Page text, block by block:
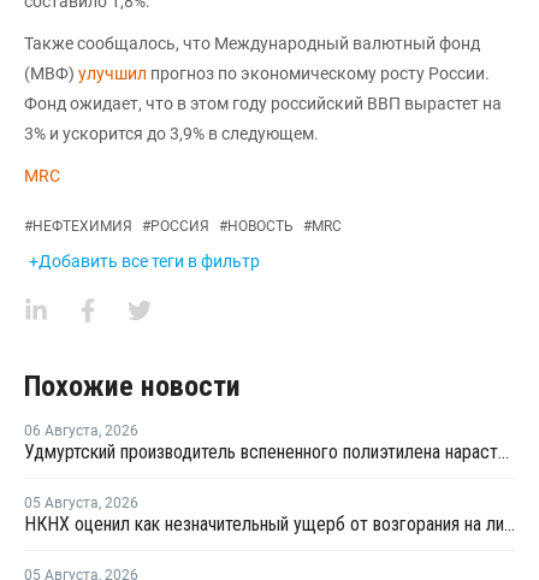
Также сообщалось, что Международный валютный фонд
(МВФ) улучшил прогноз по экономическому росту России.
Фонд ожидает, что в этом году российский ВВП вырастет на
3% и ускорится до 3,9% в следующем.
MRC
#НЕФТЕХИМИЯ #РОССИЯ #НОВОСТЬ #MRC
+Добавить все теги в фильтр
Похожие новости
06 Августа, 2026
Удмуртский производитель вспененного полиэтилена нарастит выпуск на 15%
05 Августа, 2026
НКНХ оценил как незначительный ущерб от возгорания на линии полистирола
05 Августа, 2026